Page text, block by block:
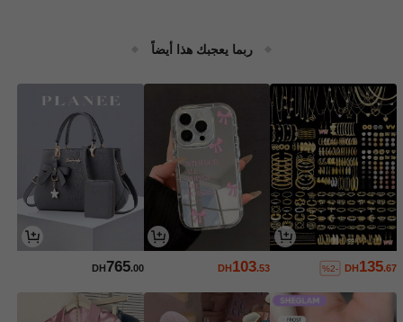
ربما يعجبك هذا أيضاً
DH135.67
%2-
DH103.53
DH765.00